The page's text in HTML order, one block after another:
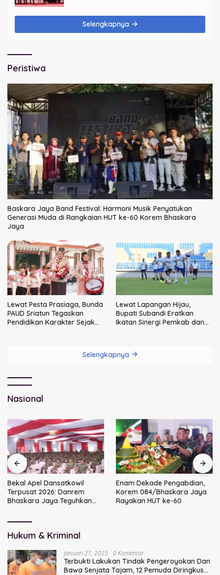
Selengkapnya
Peristiwa
Baskara Jaya Band Festival: Harmoni Musik Penyatukan
Generasi Muda di Rangkaian HUT ke-60 Korem Bhaskara
Jaya
Lewat Pesta Prasiaga, Bunda
PAUD Sriatun Tegaskan
Pendidikan Karakter Sejak
Lewat Lapangan Hijau,
Bupati Subandi Eratkan
Ikatan Sinergi Pemkab dan
Selengkapnya
Nasional
Bekal Apel Dansatkowil
Terpusat 2026: Danrem
Bhaskara Jaya Teguhkan
Enam Dekade Pengabdian,
Korem 084/Bhaskara Jaya
Rayakan HUT ke-60
Hukum & Kriminal
Januari 21, 2025 0 Komentar
Terbukti Lakukan Tindak Pengeroyokan Dan
Bawa Senjata Tajam, 12 Pemuda Diringkus